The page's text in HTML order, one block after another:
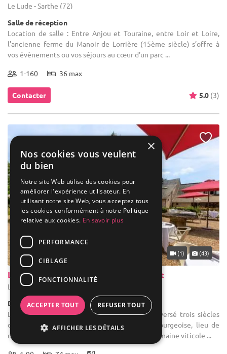
Le Lude - Sarthe (72)
Salle de réception
Location de salle : Entre Anjou et Touraine, entre Loir et Loire,
l’ancienne ferme du Manoir de Lorrière (15ème siècle) s’offre à
vos évènements ou vos séjours au cœur d'un parc ...
1-160 36 max
Contacter 5.0 (3)
(1) (43)
Le Relais des Landes Hôtel & Restaurant
Le Controis-en-Sologne - Loir-et-Cher (41)
Demeure de caractère / Domaine
Location de salle : Le Relais des Landes a traversé trois siècles
d’Histoire et sera successivement demeure bourgeoise, lieu de
rassemblement républicain et de résistance, Domaine viticole ...
×
Nos cookies vous veulent
du bien
Notre site Web utilise des cookies pour
améliorer l'expérience utilisateur. En
utilisant notre site Web, vous acceptez tous
les cookies conformément à notre Politique
relative aux cookies. En savoir plus
PERFORMANCE
CIBLAGE
FONCTIONNALITÉ
ACCEPTER TOUT REFUSER TOUT
AFFICHER LES DÉTAILS